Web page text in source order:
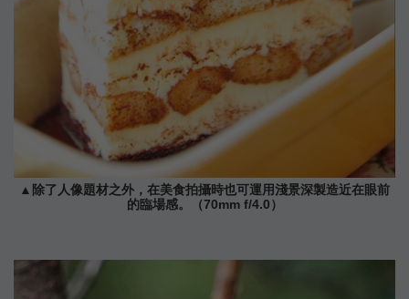
▲除了人像題材之外，在美食拍攝時也可運用淺景深製造近在眼前
的臨場感。（70mm f/4.0）